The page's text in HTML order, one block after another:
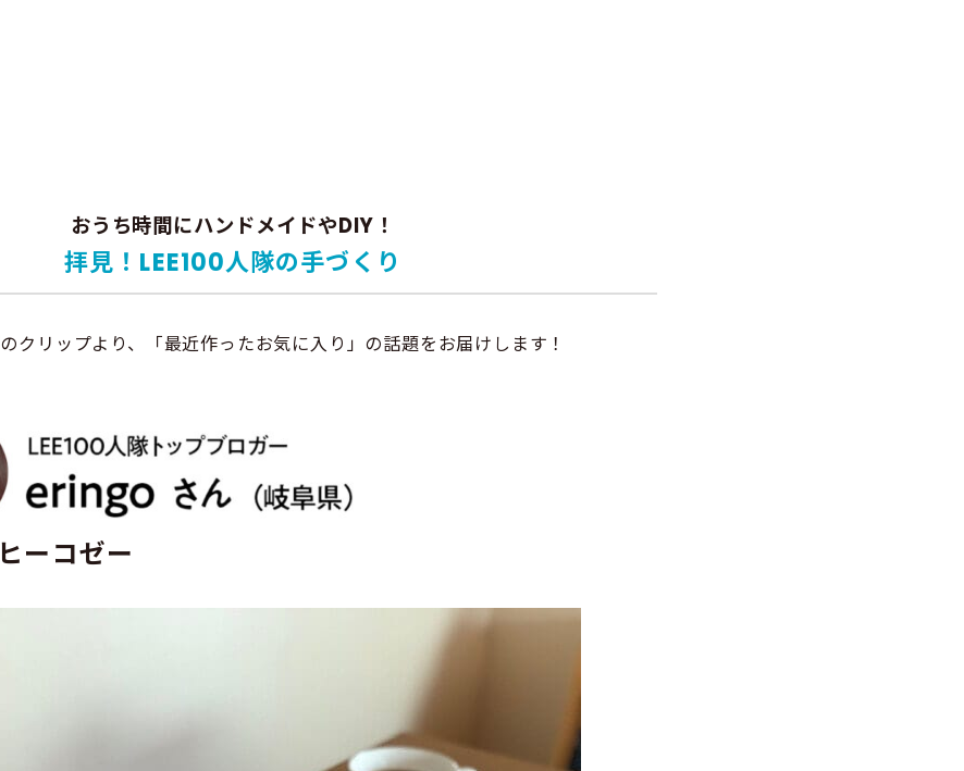
おうち時間にハンドメイドやDIY！
拝見！LEE100人隊の手づくり
のクリップより、「最近作ったお気に入り」の話題をお届けします！
ーコゼー